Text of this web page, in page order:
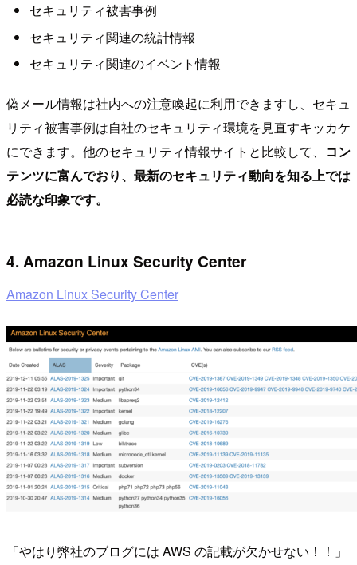
セキュリティ被害事例
セキュリティ関連の統計情報
セキュリティ関連のイベント情報
偽メール情報は社内への注意喚起に利用できますし、セキュ
リティ被害事例は自社のセキュリティ環境を見直すキッカケ
にできます。他のセキュリティ情報サイトと比較して、 コン
テンツに富んでおり、最新のセキュリティ動向を知る上では
必読な印象です。
4. Amazon Linux Security Center
Amazon Linux Security Center
「やはり弊社のブログには AWS の記載が欠かせない！！」